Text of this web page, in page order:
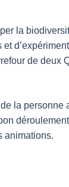
la
de deux
la
animations.